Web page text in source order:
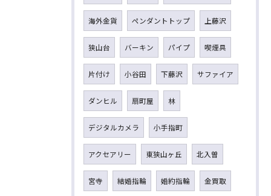
海外金貨 ペンダントトップ 上藤沢
狭山台 バーキン パイプ 喫煙具
片付け 小谷田 下藤沢 サファイア
ダンヒル 扇町屋 林
デジタルカメラ 小手指町
アクセアリー 東狭山ヶ丘 北入曽
宮寺 結婚指輪 婚約指輪 金買取